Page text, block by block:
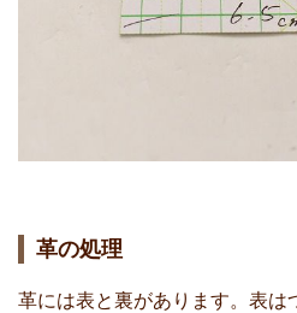
革の処理
革には表と裏があります。表は